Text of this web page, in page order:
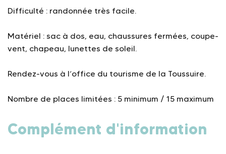
Difficulté : randonnée très facile.
Matériel : sac à dos, eau, chaussures fermées, coupe-
vent, chapeau, lunettes de soleil.
Rendez-vous à l’office du tourisme de la Toussuire.
Nombre de places limitées : 5 minimum / 15 maximum
Complément d'information